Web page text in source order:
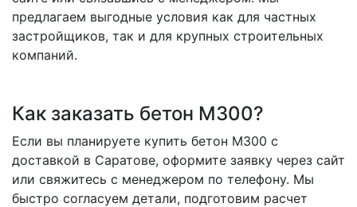
предлагаем выгодные условия как для частных
застройщиков, так и для крупных строительных
компаний.
Как заказать бетон М300?
Если вы планируете купить бетон М300 с
доставкой в Саратове, оформите заявку через сайт
или свяжитесь с менеджером по телефону. Мы
быстро согласуем детали, подготовим расчет